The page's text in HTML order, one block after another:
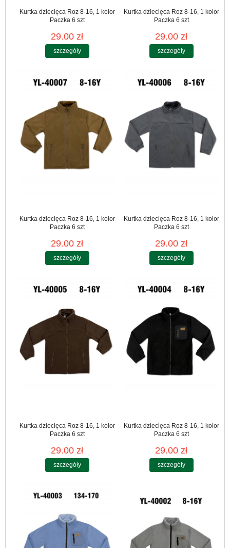
Kurtka dziecięca Roz 8-16, 1 kolor
Paczka 6 szt
29.00 zł
szczegóły
Kurtka dziecięca Roz 8-16, 1 kolor
Paczka 6 szt
29.00 zł
szczegóły
Kurtka dziecięca Roz 8-16, 1 kolor
Paczka 6 szt
29.00 zł
szczegóły
Kurtka dziecięca Roz 8-16, 1 kolor
Paczka 6 szt
29.00 zł
szczegóły
Kurtka dziecięca Roz 8-16, 1 kolor
Paczka 6 szt
29.00 zł
szczegóły
Kurtka dziecięca Roz 8-16, 1 kolor
Paczka 6 szt
29.00 zł
szczegóły